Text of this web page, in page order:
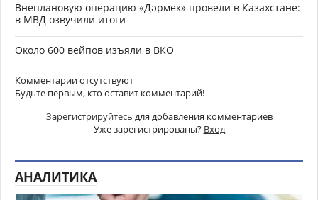
Внеплановую операцию «Дәрмек» провели в Казахстане:
в МВД озвучили итоги
Около 600 вейпов изъяли в ВКО
Комментарии отсутствуют
Будьте первым, кто оставит комментарий!
Зарегистрируйтесь для добавления комментариев
Уже зарегистрированы? Вход
АНАЛИТИКА